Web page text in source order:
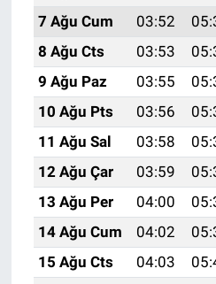
7 Ağu Cum
03:52
8 Ağu Cts
03:53
9 Ağu Paz
03:55
10 Ağu Pts
03:56
11 Ağu Sal
03:58
12 Ağu Çar
03:59
13 Ağu Per
04:00
14 Ağu Cum
04:02
15 Ağu Cts
04:03